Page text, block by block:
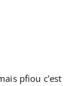
pfiou c'est